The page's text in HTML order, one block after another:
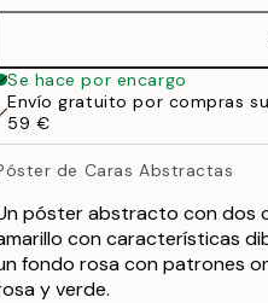
Se hace por encargo
Envío gratuito por compras
59 €
de Caras Abstractas
póster abstracto con dos
con características
fondo rosa con patrones
y verde.